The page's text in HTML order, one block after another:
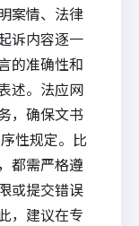
案情、法律
诉内容逐一
的准确性和
。 法应网
，确保文书
性规定。比
都需严格遵
或提交错误
，建议在专